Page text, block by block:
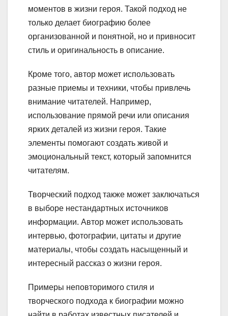
моментов в жизни героя. Такой подход не
только делает биографию более
организованной и понятной, но и привносит
стиль и оригинальность в описание.
Кроме того, автор может использовать
разные приемы и техники, чтобы привлечь
внимание читателей. Например,
использование прямой речи или описания
ярких деталей из жизни героя. Такие
элементы помогают создать живой и
эмоциональный текст, который запомнится
читателям.
Творческий подход также может заключаться
в выборе нестандартных источников
информации. Автор может использовать
интервью, фотографии, цитаты и другие
материалы, чтобы создать насыщенный и
интересный рассказ о жизни героя.
Примеры неповторимого стиля и
творческого подхода к биографии можно